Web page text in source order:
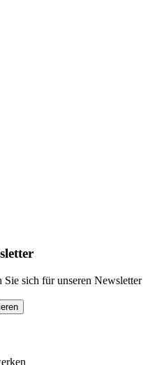
sich für unseren Newsletter